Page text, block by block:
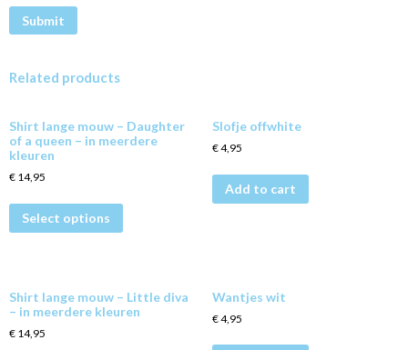
Related products
Shirt lange mouw – Daughter
of a queen – in meerdere
kleuren
€ 14,95
Select options
Slofje offwhite
€4,95
Add to cart
Shirt lange mouw – Little diva
– in meerdere kleuren
€ 14,95
Wantjes wit
€4,95